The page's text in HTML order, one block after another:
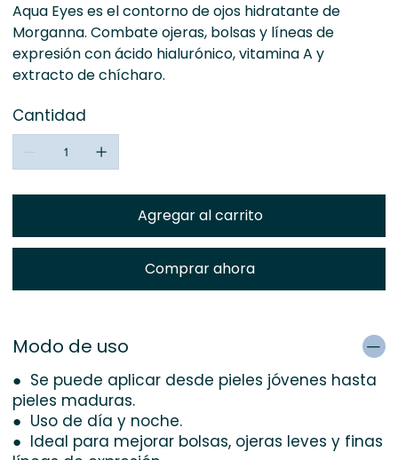
Aqua Eyes es el contorno de ojos hidratante de
Morganna. Combate ojeras, bolsas y líneas de
expresión con ácido hialurónico, vitamina A y
extracto de chícharo.
Cantidad
Agregar al carrito
Comprar ahora
Modo de uso
● Se puede aplicar desde pieles jóvenes hasta
pieles maduras.
● Uso de día y noche.
● Ideal para mejorar bolsas, ojeras leves y finas